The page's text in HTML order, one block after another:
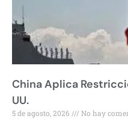
China Aplica
UU.
5 de agosto, 2026 No hay